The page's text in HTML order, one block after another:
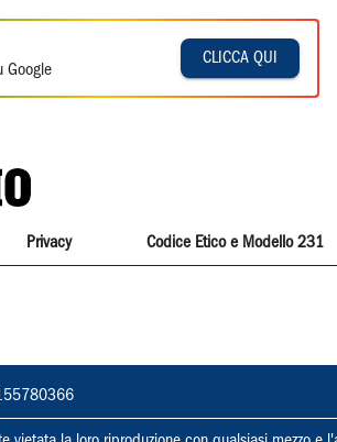
Google
CLICCA QUI
Privacy Codice Etico e Modello 231